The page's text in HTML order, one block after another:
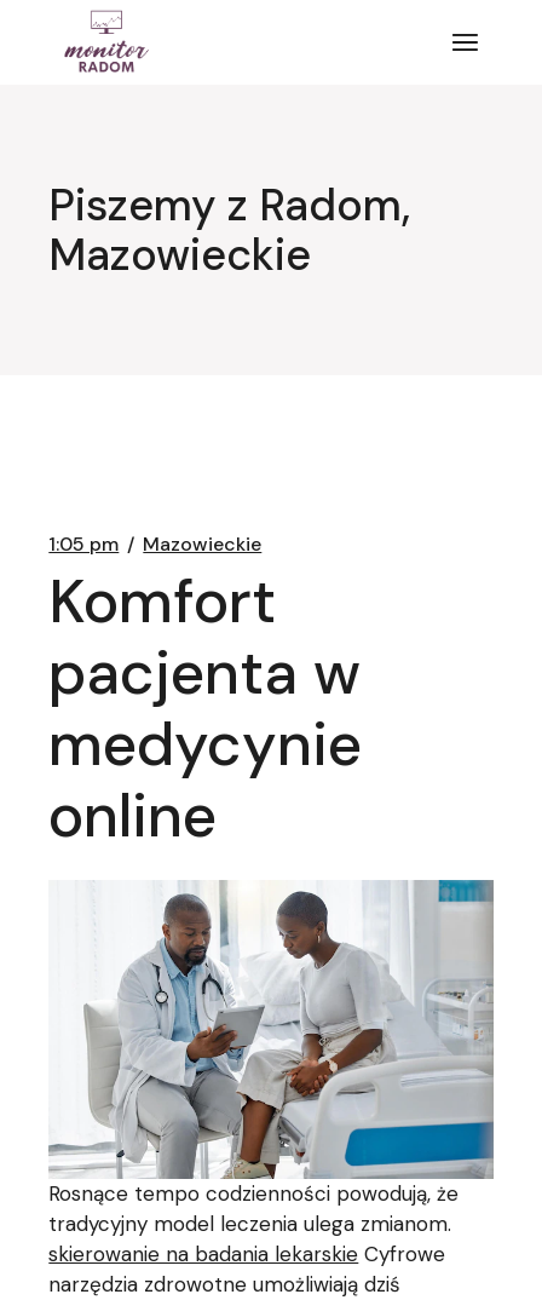
Piszemy z Radom,
Mazowieckie
1:05 pm Mazowieckie
Komfort
pacjenta w
medycynie
online
Rosnące tempo codzienności powodują, że
tradycyjny model leczenia ulega zmianom.
skierowanie na badania lekarskie Cyfrowe
narzędzia zdrowotne umożliwiają dziś